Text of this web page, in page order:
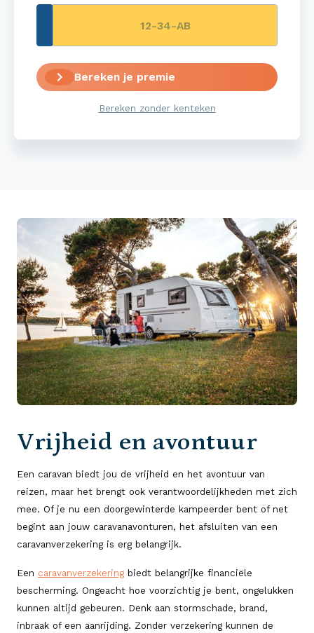
Bereken je premie
Bereken zonder kenteken
Vrijheid en avontuur
Een caravan biedt jou de vrijheid en het avontuur van
reizen, maar het brengt ook verantwoordelijkheden met zich
mee. Of je nu een doorgewinterde kampeerder bent of net
begint aan jouw caravanavonturen, het afsluiten van een
caravanverzekering is erg belangrijk.
Een caravanverzekering biedt belangrijke financiële
bescherming. Ongeacht hoe voorzichtig je bent, ongelukken
kunnen altijd gebeuren. Denk aan stormschade, brand,
inbraak of een aanrijding. Zonder verzekering kunnen de